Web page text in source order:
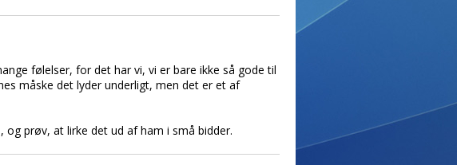
følelser, for det har vi, vi er bare ikke så gode til
måske det lyder underligt, men det er et af
prøv, at lirke det ud af ham i små bidder.